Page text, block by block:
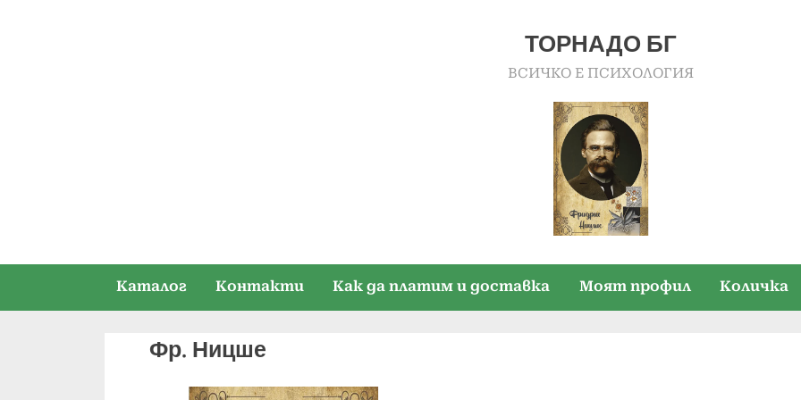
ТОРНАДО БГ
ВСИЧКО Е ПСИХОЛОГИЯ
Каталог Контакти Как да платим и доставка Моят профил Количка
Фр. Ницше